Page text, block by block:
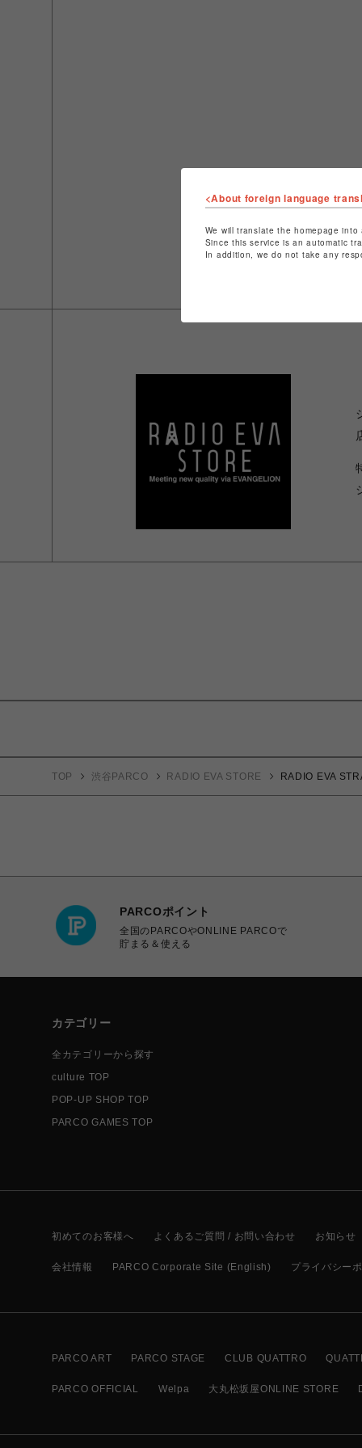
TOP 渋谷PARCO RADIO EVA STORE RADIO EVA
PARCOポイント
全国のPARCOやONLINE PARCOで
貯まる＆使える
カテゴリー
全カテゴリーから探す
culture TOP
POP-UP SHOP TOP
PARCO GAMES TOP
初めてのお客様へ よくあるご質問 / お問い合わせ お知らせ
会社情報 PARCO Corporate Site (English) プライバシー
PARCO ART PARCO STAGE CLUB QUATTRO
PARCO OFFICIAL Welpa 大丸松坂屋ONLINE STORE
<About foreign language
We will translate the homepage
Since this service is an automatic
In addition, we do not take any